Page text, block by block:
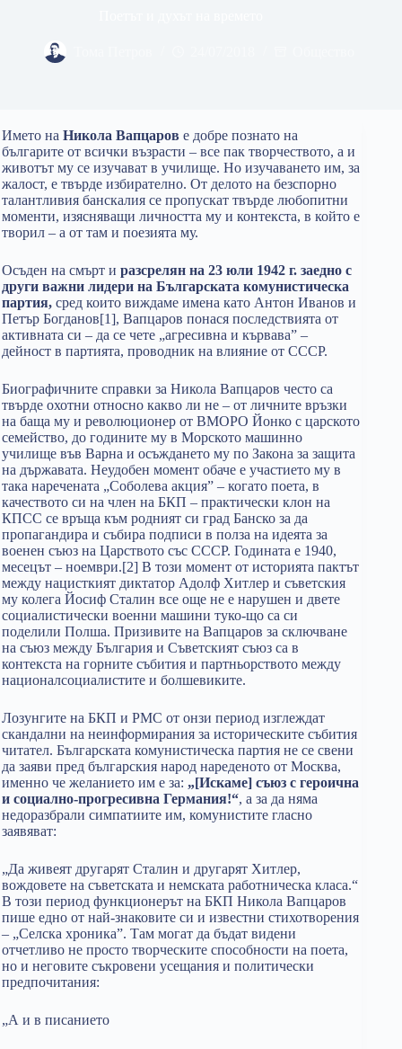
Името на Никола Вапцаров е добре познато на
българите от всички възрасти – все пак творчеството, а и
животът му се изучават в училище. Но изучаването им, за
жалост, е твърде избирателно. От делото на безспорно
талантливия банскалия се пропускат твърде любопитни
моменти, изясняващи личността му и контекста, в който е
творил – а от там и поезията му.
Осъден на смърт и разсрелян на 23 юли 1942 г. заедно с
други важни лидери на Българската комунистическа
партия, сред които виждаме имена като Антон Иванов и
Петър Богданов[1], Вапцаров понася последствията от
активната си – да се чете „агресивна и кървава” –
дейност в партията, проводник на влияние от СССР.
Биографичните справки за Никола Вапцаров често са
твърде охотни относно какво ли не – от личните връзки
на баща му и революционер от ВМОРО Йонко с царското
семейство, до годините му в Морското машинно
училище във Варна и осъждането му по Закона за защита
на държавата. Неудобен момент обаче е участието му в
така наречената „Соболева акция” – когато поета, в
качеството си на член на БКП – практически клон на
КПСС се връща към родният си град Банско за да
пропагандира и събира подписи в полза на идеята за
военен съюз на Царството със СССР. Годината е 1940,
месецът – ноември.[2] В този момент от историята пактът
между нацисткият диктатор Адолф Хитлер и съветския
му колега Йосиф Сталин все още не е нарушен и двете
социалистически военни машини туко-що са си
поделили Полша. Призивите на Вапцаров за сключване
на съюз между България и Съветският съюз са в
контекста на горните събития и партньорството между
националсоциалистите и болшевиките.
Лозунгите на БКП и РМС от онзи период изглеждат
скандални на неинформирания за историческите събития
читател. Българската комунистическа партия не се свени
да заяви пред българския народ нареденото от Москва,
именно че желанието им е зa: „[Искаме] съюз с героична
и социално-прогресивна Германия!“, а за да няма
недоразбрали симпатиите им, комунистите гласно
заявяват:
„Да живеят другарят Сталин и другарят Хитлер,
вождовете на съветската и немската работническа класа.“
В този период функционерът на БКП Никола Вапцаров
пише едно от най-знаковите си и известни стихотворения
– „Селска хроника”. Там могат да бъдат видени
отчетливо не просто творческите способности на поета,
но и неговите съкровени усещания и политически
предпочитания:
„А и в писанието